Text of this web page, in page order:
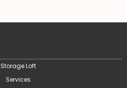
Storage Loft
Services